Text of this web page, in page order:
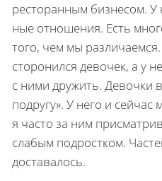
ресторанным бизнесом.
ные отношения. Есть
того, чем мы различаемся.
сторонился девочек, а у
с ними дру­жить. Девочки
подругу». У него и
я часто за ним
слабым подростком.
доставалось.